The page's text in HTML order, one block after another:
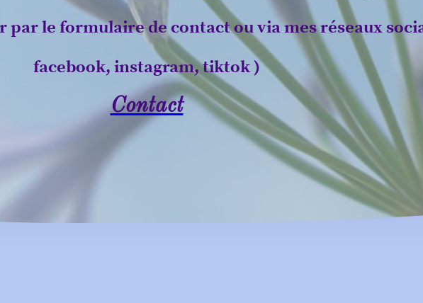
par le formulaire de contact ou via mes réseaux
facebook, instagram, tiktok )
Contact